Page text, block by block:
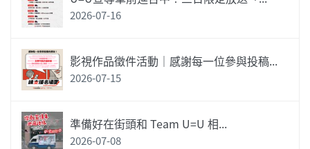
2026-07-16
影視作品徵件活動｜感謝每一位參與投稿...
2026-07-15
準備好在街頭和 Team U=U 相...
2026-07-08